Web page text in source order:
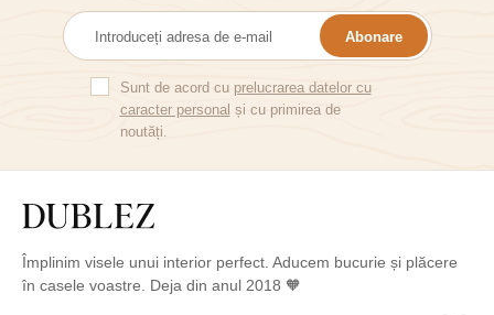
Abonare
Sunt de acord cu prelucrarea datelor cu
caracter personal și cu primirea de
noutăți.
Împlinim visele unui interior perfect. Aducem bucurie și plăcere
în casele voastre. Deja din anul 2018 🧡